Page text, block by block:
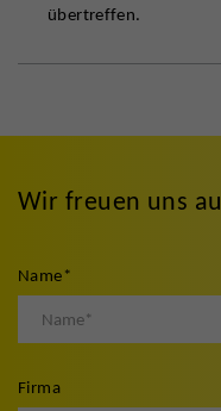
übertreffen.
Wir freuen uns
Name*
Firma